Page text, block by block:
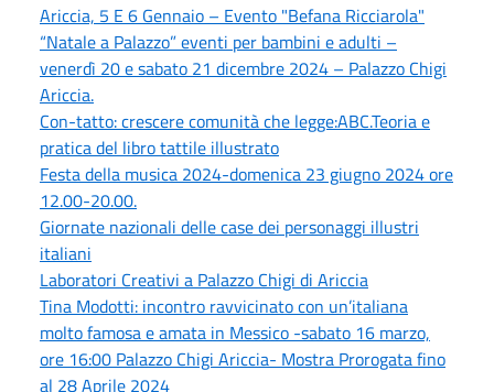
Ariccia, 5 E 6 Gennaio – Evento "Befana Ricciarola"
“Natale a Palazzo” eventi per bambini e adulti –
venerdì 20 e sabato 21 dicembre 2024 – Palazzo Chigi
Ariccia.
Con-tatto: crescere comunità che legge:ABC.Teoria e
pratica del libro tattile illustrato
Festa della musica 2024-domenica 23 giugno 2024 ore
12.00-20.00.
Giornate nazionali delle case dei personaggi illustri
italiani
Laboratori Creativi a Palazzo Chigi di Ariccia
Tina Modotti: incontro ravvicinato con un’italiana
molto famosa e amata in Messico -sabato 16 marzo,
ore 16:00 Palazzo Chigi Ariccia- Mostra Prorogata fino
al 28 Aprile 2024